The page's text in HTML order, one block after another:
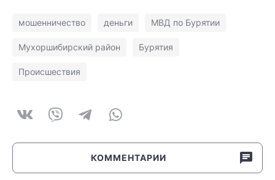
мошенничество деньги МВД по Бурятии
Мухоршибирский район Бурятия
Происшествия
КОММЕНТАРИИ